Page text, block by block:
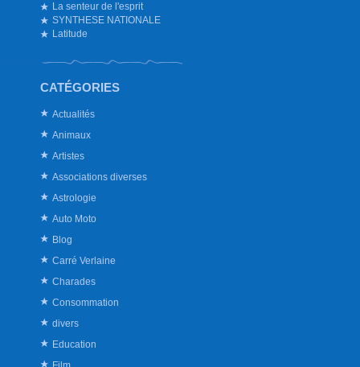
La senteur de l'esprit
SYNTHESE NATIONALE
Latitude
CATÉGORIES
Actualités
Animaux
Artistes
Associations diverses
Astrologie
Auto Moto
Blog
Carré Verlaine
Charades
Consommation
divers
Education